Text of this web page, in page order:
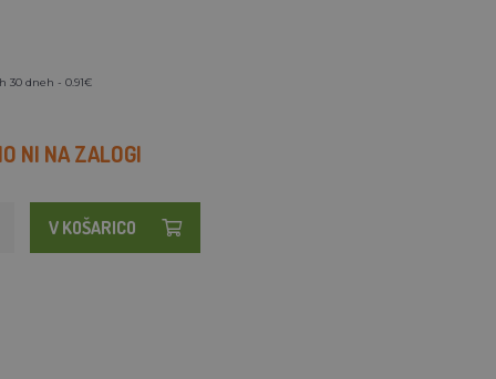
30 dneh - 0.91€
NI NA ZALOGI
V KOŠARICO